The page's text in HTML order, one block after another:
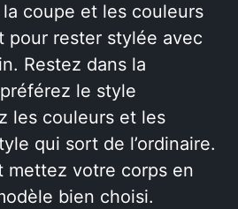
coupe et les couleurs
pour rester stylée avec
Restez dans la
le style
les couleurs et les
qui sort de l’ordinaire.
mettez votre corps en
bien choisi.